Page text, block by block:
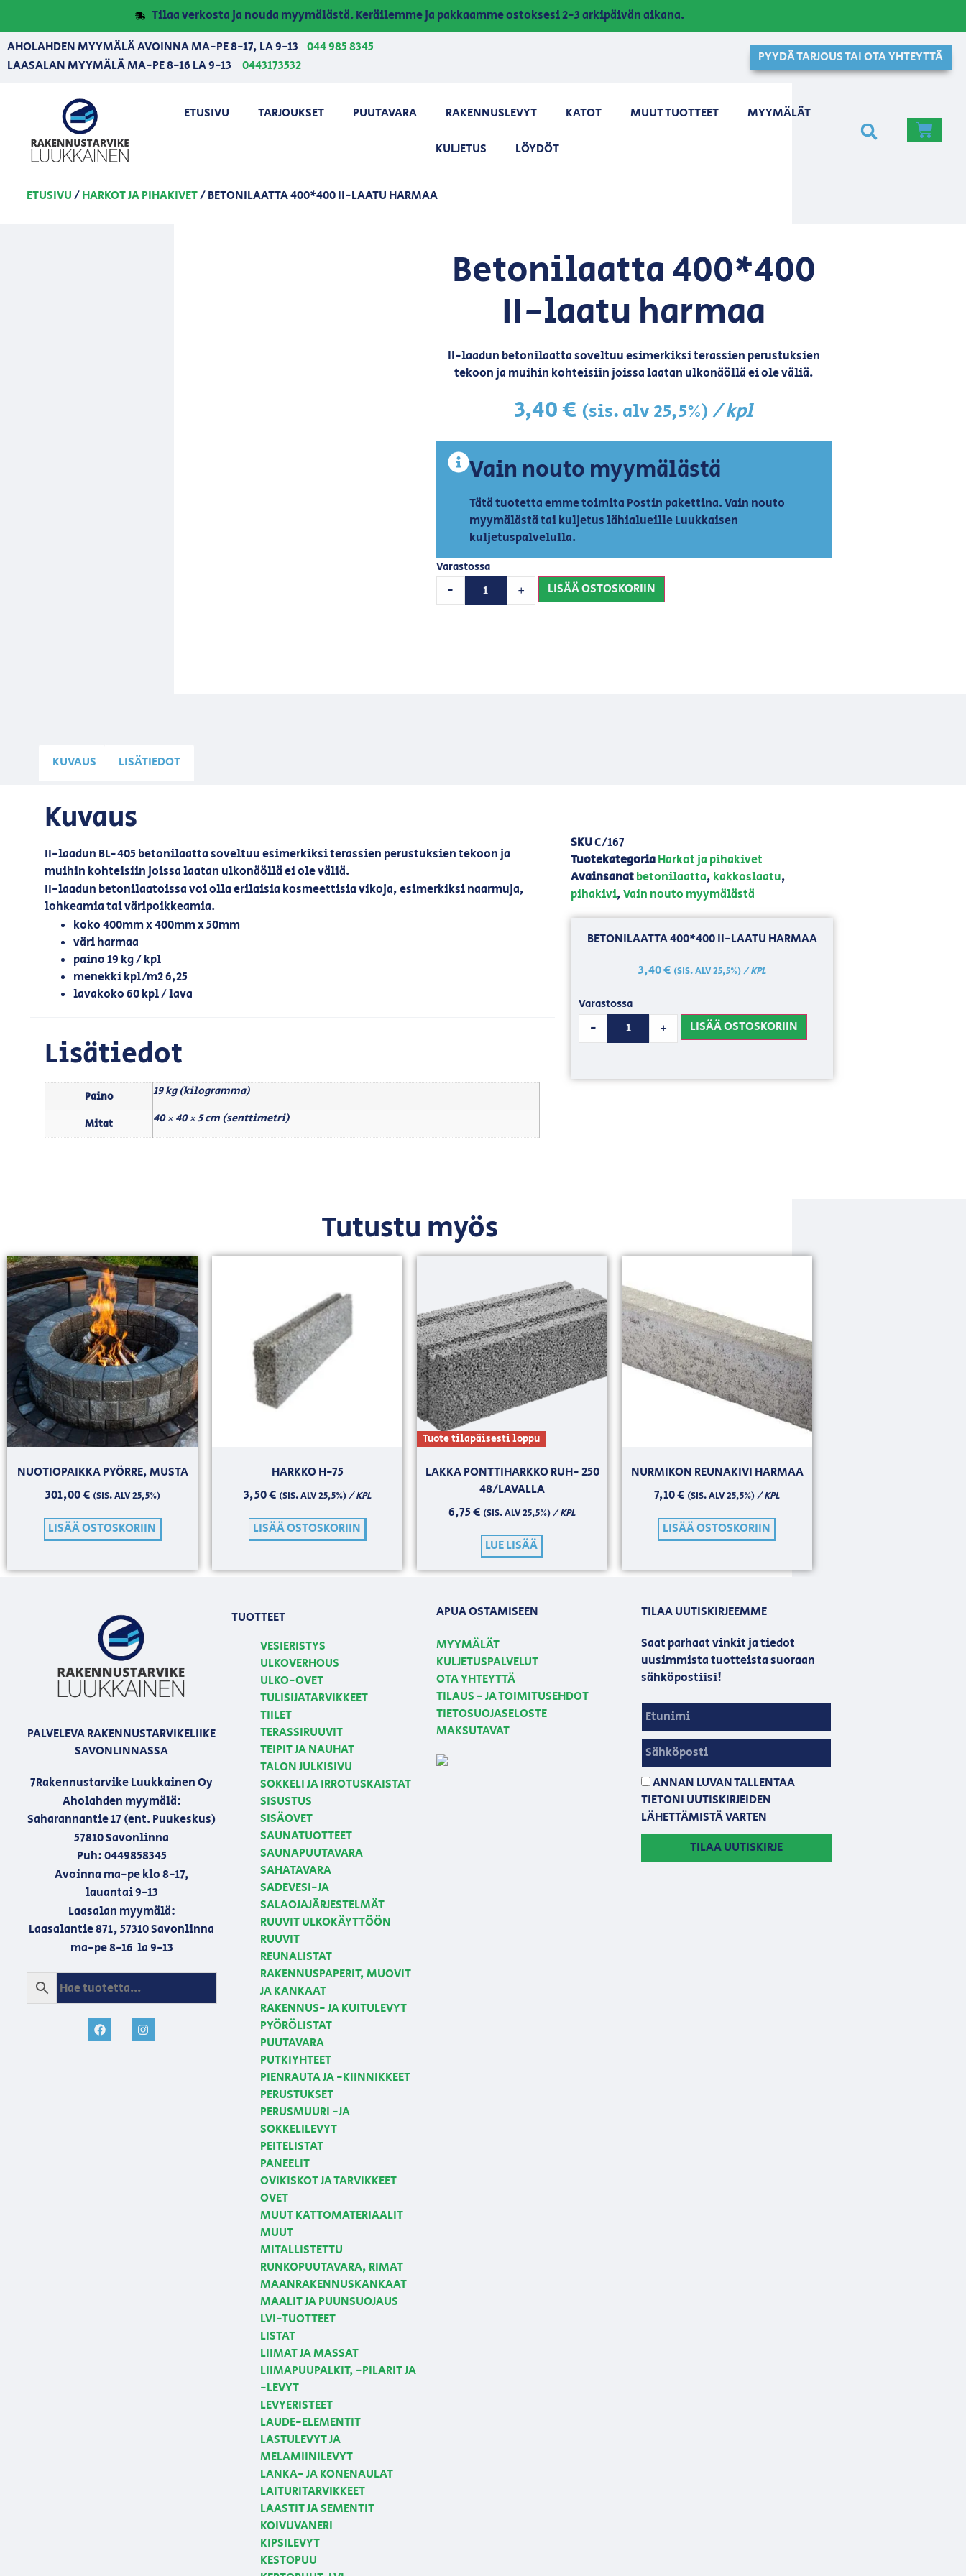
Tilaa verkosta ja nouda myymälästä. Keräilemme ja pakkaamme ostoksesi 2-3 arkipäivän aikana.
AHOLAHDEN MYYMÄLÄ AVOINNA MA-PE 8-17, LA 9-13 044 985 8345
LAASALAN MYYMÄLÄ MA-PE 8-16 LA 9-13
0443173532
PYYDÄ TARJOUS TAI OTA YHTEYTTÄ
ETUSIVU TARJOUKSET PUUTAVARA RAKENNUSLEVYT KATOT MUUT TUOTTEET MYYMÄLÄT
KULJETUS LÖYDÖT
ETUSIVU/HARKOT JA PIHAKIVET/ BETONILAATTA 400*400 II-LAATU HARMAA
Betonilaatta 400*400
II-laatu harmaa
II-laadun betonilaatta soveltuu esimerkiksi terassien perustuksien
tekoon ja muihin kohteisiin joissa laatan ulkonäöllä ei ole väliä.
3,40€ (sis. alv 25,5%)/ kpl
Vain nouto myymälästä
Tätä tuotetta emme toimita Postin pakettina. Vain nouto
myymälästä tai kuljetus lähialueille Luukkaisen
kuljetuspalvelulla.
Varastossa
- + LISÄÄ OSTOSKORIIN
KUVAUS LISÄTIEDOT
Kuvaus
II-laadun BL-405 betonilaatta soveltuu esimerkiksi terassien perustuksien tekoon ja
muihin kohteisiin joissa laatan ulkonäöllä ei ole väliä.
II-laadun betonilaatoissa voi olla erilaisia kosmeettisia vikoja, esimerkiksi naarmuja,
lohkeamia tai väripoikkeamia.
koko 400mm x 400mm x 50mm
väri harmaa
paino 19 kg / kpl
menekki kpl/m2 6,25
lavakoko 60 kpl / lava
Lisätiedot
Paino 19 kg (kilogramma)
Mitat 40 × 40 × 5 cm (senttimetri)
SKUC/167
TuotekategoriaHarkot ja pihakivet
Avainsanatbetonilaatta, kakkoslaatu,
pihakivi,Vain nouto myymälästä
BETONILAATTA 400*400 II-LAATU HARMAA
3,40€ (SIS. ALV 25,5%)/ KPL
Varastossa
- + LISÄÄ OSTOSKORIIN
Tutustu myös
NUOTIOPAIKKA PYÖRRE, MUSTA
301,00€ (SIS. ALV 25,5%)
LISÄÄ OSTOSKORIIN
HARKKO H-75
3,50€ (SIS. ALV 25,5%)/ KPL
LISÄÄ OSTOSKORIIN
Tuote tilapäisesti loppu
LAKKA PONTTIHARKKO RUH- 250
48/LAVALLA
6,75€ (SIS. ALV 25,5%)/ KPL
LUE LISÄÄ
NURMIKON REUNAKIVI HARMAA
7,10€ (SIS. ALV 25,5%)/ KPL
LISÄÄ OSTOSKORIIN
PALVELEVA RAKENNUSTARVIKELIIKE
SAVONLINNASSA
7Rakennustarvike Luukkainen Oy
Aholahden myymälä:
Saharannantie 17 (ent. Puukeskus)
57810 Savonlinna
Puh: 0449858345
Avoinna ma-pe klo 8-17,
lauantai 9-13
Laasalan myymälä:
Laasalantie 871, 57310 Savonlinna
ma-pe 8-16 la 9-13
TUOTTEET
VESIERISTYS
ULKOVERHOUS
ULKO-OVET
TULISIJATARVIKKEET
TIILET
TERASSIRUUVIT
TEIPIT JA NAUHAT
TALON JULKISIVU
SOKKELI JA IRROTUSKAISTAT
SISUSTUS
SISÄOVET
SAUNATUOTTEET
SAUNAPUUTAVARA
SAHATAVARA
SADEVESI-JA
SALAOJAJÄRJESTELMÄT
RUUVIT ULKOKÄYTTÖÖN
RUUVIT
REUNALISTAT
RAKENNUSPAPERIT, MUOVIT
JA KANKAAT
RAKENNUS- JA KUITULEVYT
PYÖRÖLISTAT
PUUTAVARA
PUTKIYHTEET
PIENRAUTA JA -KIINNIKKEET
PERUSTUKSET
PERUSMUURI -JA
SOKKELILEVYT
PEITELISTAT
PANEELIT
OVIKISKOT JA TARVIKKEET
OVET
MUUT KATTOMATERIAALIT
MUUT
MITALLISTETTU
RUNKOPUUTAVARA, RIMAT
MAANRAKENNUSKANKAAT
MAALIT JA PUUNSUOJAUS
LVI-TUOTTEET
LISTAT
LIIMAT JA MASSAT
LIIMAPUUPALKIT, -PILARIT JA
-LEVYT
LEVYERISTEET
LAUDE-ELEMENTIT
LASTULEVYT JA
MELAMIINILEVYT
LANKA- JA KONENAULAT
LAITURITARVIKKEET
LAASTIT JA SEMENTIT
KOIVUVANERI
KIPSILEVYT
KESTOPUU
APUA OSTAMISEEN
MYYMÄLÄT
KULJETUSPALVELUT
OTA YHTEYTTÄ
TILAUS - JA TOIMITUSEHDOT
TIETOSUOJASELOSTE
MAKSUTAVAT
TILAA UUTISKIRJEEMME
Saat parhaat vinkit ja tiedot
uusimmista tuotteista suoraan
sähköpostiisi!
ANNAN LUVAN TALLENTAA
TIETONI UUTISKIRJEIDEN
LÄHETTÄMISTÄ VARTEN
TILAA UUTISKIRJE